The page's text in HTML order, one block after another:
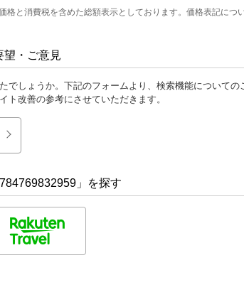
格と消費税を含めた総額表示としております。価格表記につ
望・ご意見
でしょうか。下記のフォームより、検索機能についての
ト改善の参考にさせていただきます。
」を探す